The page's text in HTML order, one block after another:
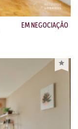
EM NEGOCIAÇÃO